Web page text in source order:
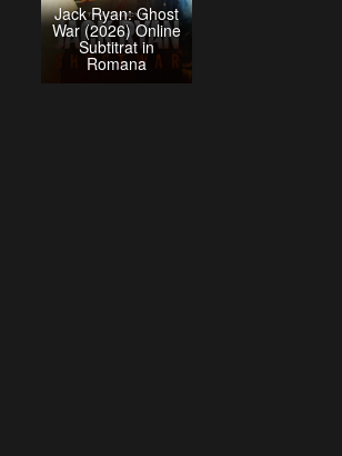
Jack Ryan: Ghost
War (2026) Online
Subtitrat in
Romana